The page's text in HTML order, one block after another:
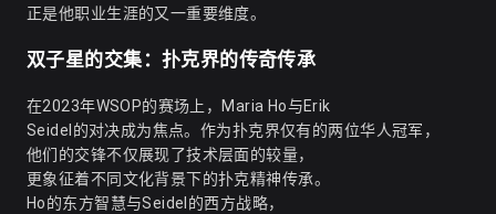
正是他职业生涯的又一重要维度。
双子星的交集：扑克界的传奇传承
在2023年WSOP的赛场上，Maria Ho与Erik
Seidel的对决成为焦点。作为扑克界仅有的两位华人冠军，
他们的交锋不仅展现了技术层面的较量，
更象征着不同文化背景下的扑克精神传承。
Ho的东方智慧与Seidel的西方战略，